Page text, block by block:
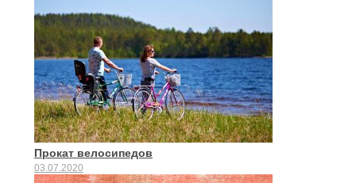
Прокат велосипедов
03.07.2020